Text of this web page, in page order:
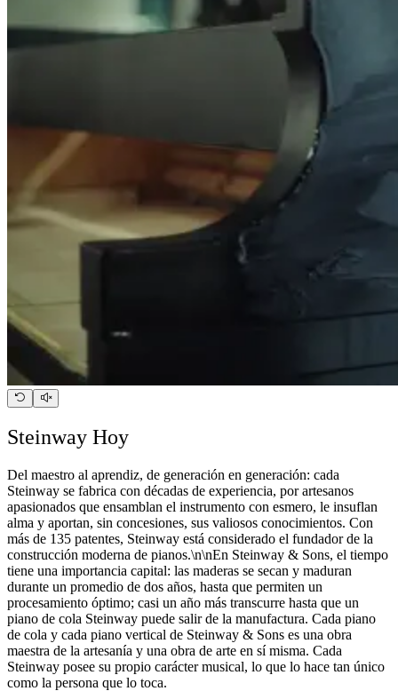
Steinway Hoy
Del maestro al aprendiz, de generación en generación: cada
Steinway se fabrica con décadas de experiencia, por artesanos
apasionados que ensamblan el instrumento con esmero, le insuflan
alma y aportan, sin concesiones, sus valiosos conocimientos. Con
más de 135 patentes, Steinway está considerado el fundador de la
construcción moderna de pianos.\n\nEn Steinway ⁠&⁠ Sons, el tiempo
tiene una importancia capital: las maderas se secan y maduran
durante un promedio de dos años, hasta que permiten un
procesamiento óptimo; casi un año más transcurre hasta que un
piano de cola Steinway puede salir de la manufactura. Cada piano
de cola y cada piano vertical de Steinway ⁠&⁠ Sons es una obra
maestra de la artesanía y una obra de arte en sí misma. Cada
Steinway posee su propio carácter musical, lo que lo hace tan único
como la persona que lo toca.